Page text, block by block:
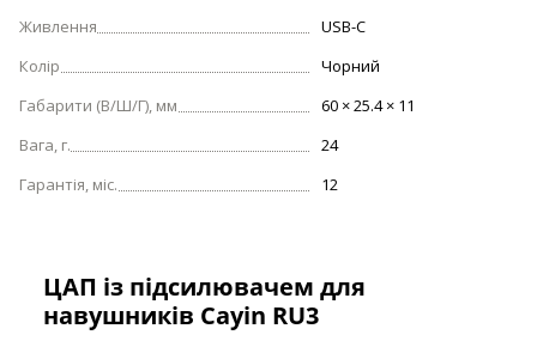
Живлення
USB-C
Колір
Чорний
Габарити (В/Ш/Г), мм
60 × 25.4 × 11
Вага, г.
24
Гарантія, міс.
12
ЦАП із підсилювачем для
навушників Cayin RU3